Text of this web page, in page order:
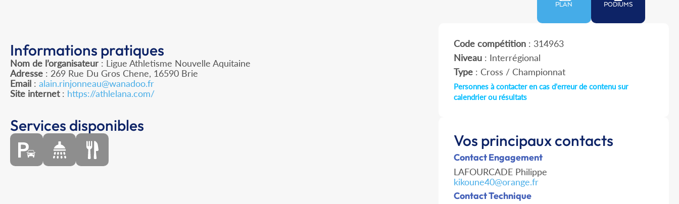
PLAN PODIUMS
Informations pratiques
Nom de l’organisateur : Ligue Athletisme Nouvelle Aquitaine
Adresse : 269 Rue Du Gros Chene, 16590 Brie
Email : alain.rinjonneau@wanadoo.fr
Site internet: https://athlelana.com/
Code compétition: 314963
Niveau: Interrégional
Type: Cross / Championnat
Personnes à contacter en cas d'erreur de contenu sur
calendrier ou résultats
Services disponibles
Vos principaux contacts
Contact Engagement
LAFOURCADE Philippe
kikoune40@orange.fr
Contact Technique